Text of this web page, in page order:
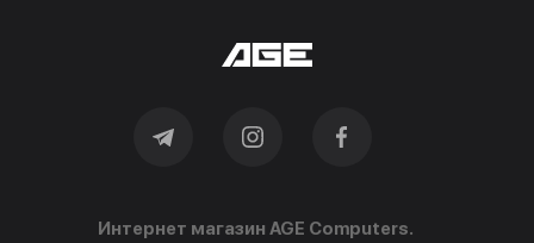
Интернет магазин AGE Computers.